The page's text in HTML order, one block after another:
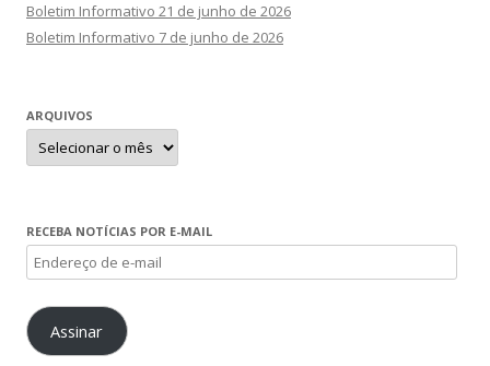
Boletim Informativo 21 de junho de 2026
Boletim Informativo 7 de junho de 2026
ARQUIVOS
Arquivos
RECEBA NOTÍCIAS POR E-MAIL
Endereço
de
e-
mailAssinar